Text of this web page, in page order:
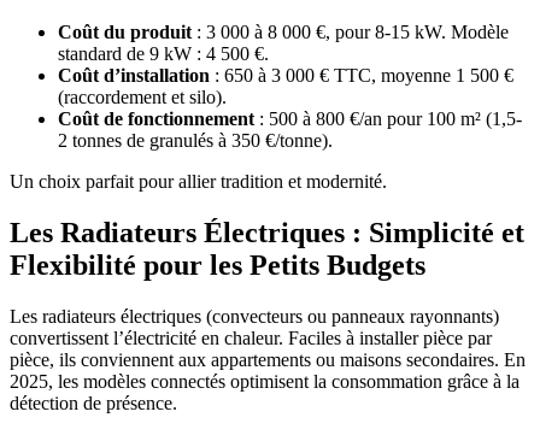
Coût du produit : 3 000 à 8 000 €, pour 8-15 kW. Modèle
standard de 9 kW : 4 500 €.
Coût d’installation : 650 à 3 000 € TTC, moyenne 1 500 €
(raccordement et silo).
Coût de fonctionnement : 500 à 800 €/an pour 100 m² (1,5-
2 tonnes de granulés à 350 €/tonne).
Un choix parfait pour allier tradition et modernité.
Les Radiateurs Électriques : Simplicité et
Flexibilité pour les Petits Budgets
Les radiateurs électriques (convecteurs ou panneaux rayonnants)
convertissent l’électricité en chaleur. Faciles à installer pièce par
pièce, ils conviennent aux appartements ou maisons secondaires. En
2025, les modèles connectés optimisent la consommation grâce à la
détection de présence.